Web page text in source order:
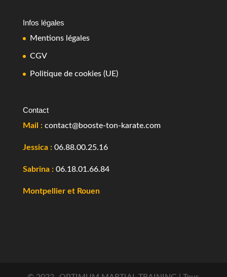
Infos légales
Mentions légales
CGV
Politique de cookies (UE)
Contact
Mail : contact@booste-ton-karate.com
Jessica : 06.88.00.25.16
Sabrina : 06.18.01.66.84
Montpellier et Rouen